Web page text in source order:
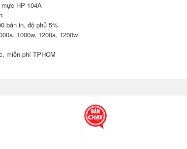
HP 104A
bản in, độ phủ 5%
, 1000w, 1200a, 1200w
miễn phí TPHCM